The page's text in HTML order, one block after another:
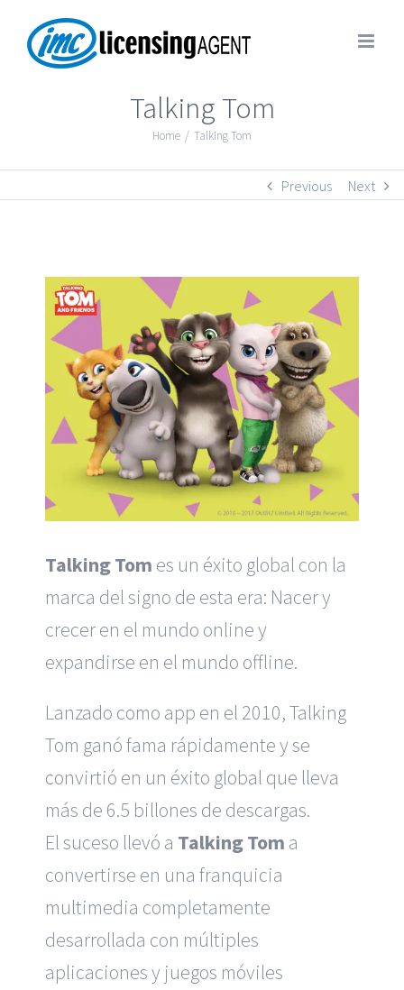
Talking Tom
Home / Talking Tom
Previous Next
Talking Tom es un éxito global con la
marca del signo de esta era: Nacer y
crecer en el mundo online y
expandirse en el mundo offline.
Lanzado como app en el 2010, Talking
Tom ganó fama rápidamente y se
convirtió en un éxito global que lleva
más de 6.5 billones de descargas.
El suceso llevó a Talking Tom a
convertirse en una franquicia
multimedia completamente
desarrollada con múltiples
aplicaciones y juegos móviles